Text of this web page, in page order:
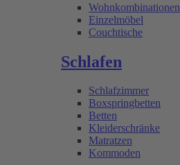
Wohnkombinationen
Einzelmöbel
Couchtische
Schlafen
Schlafzimmer
Boxspringbetten
Betten
Kleiderschränke
Matratzen
Kommoden